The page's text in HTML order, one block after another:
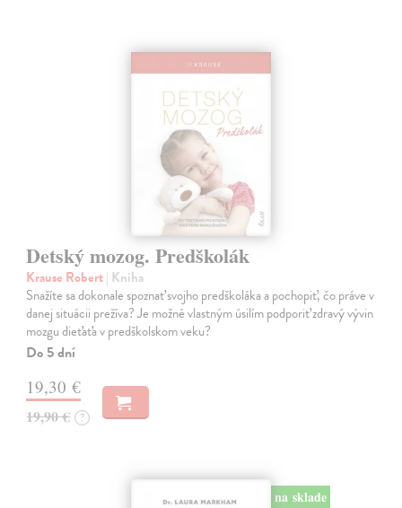
Detský mozog. Predškolák
Krause Robert| Kniha
Snažíte sa dokonale spoznať svojho predškoláka a pochopiť, čo práve v
danej situácii prežíva? Je možné vlastným úsilím podporiť zdravý vývin
mozgu dieťaťa v predškolskom veku?
Do 5 dní
19,30 €
19,90 € ?
na sklade